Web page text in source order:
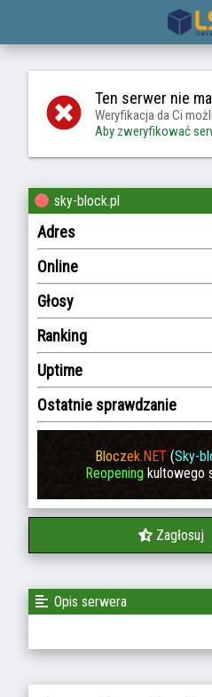
Ten serwer nie
Weryfikacja da Ci
Aby zweryfikować
sky-block.pl
Adres
Online
Głosy
Ranking
Uptime
Ostatnie sprawdzanie
Bloczek.NET(Sky-
Reopening kultowego
Zagłosuj
Opis serwera